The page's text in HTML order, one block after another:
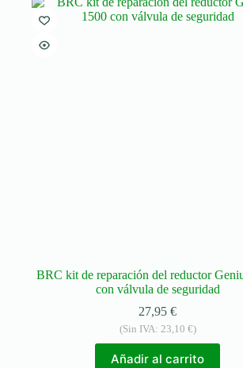
BRC kit de reparación del reductor
con válvula de seguridad
27,95€
(Sin IVA: 23,10 €)
Añadir al carrito